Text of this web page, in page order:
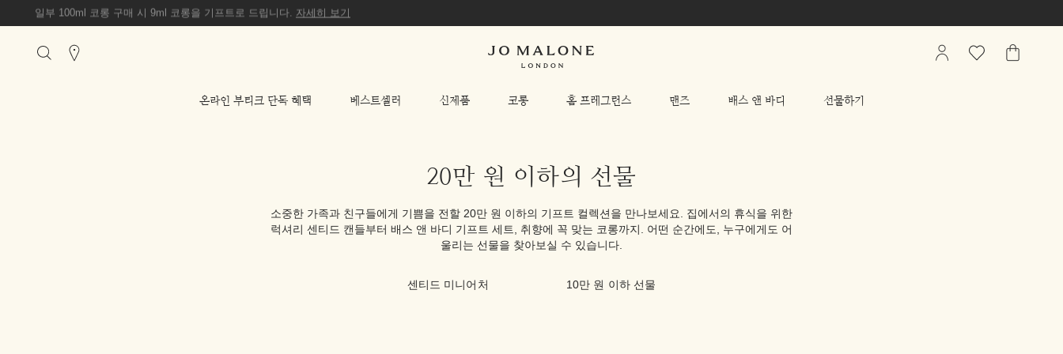
일부 100ml 코롱 구매 시 9ml 코롱을 기프트로 드립니다. 자세히 보기
온라인 부티크 단독 혜택 베스트셀러 신제품 코롱 홈 프레그런스 맨즈 배스 앤 바디 선물하기
Stores
My
관
가
20만 원 이하의 선물
소중한 가족과 친구들에게 기쁨을 전할 20만 원 이하의 기프트 컬렉션을 만나보세요. 집에서의 휴식을 위한
럭셔리 센티드 캔들부터 배스 앤 바디 기프트 세트, 취향에 꼭 맞는 코롱까지. 어떤 순간에도, 누구에게도 어
울리는 선물을 찾아보실 수 있습니다.
센티드 미니어처 10만 원 이하 선물